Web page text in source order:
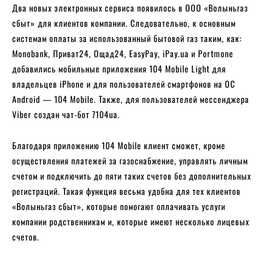
Два новых электронных сервиса появилось в ООО «Волыньгаз
сбыт» для клиентов компании. Следовательно, к основным
системам оплаты за использованный бытовой газ таким, как:
Monobank, Приват24, Ощад24, EasyPay, iPay.ua и Portmone
добавились мобильные приложения 104 Mobile Light для
владельцев iPhone и для пользователей смартфонов на ОС
Android — 104 Mobile. Также, для пользователей мессенджера
Viber создан чат-бот 7104ua.
Благодаря приложению 104 Mobile клиент сможет, кроме
осуществления платежей за газоснабжение, управлять личным
счетом и подключить до пяти таких счетов без дополнительных
регистраций. Такая функция весьма удобна для тех клиентов
«Волыньгаз сбыт», которые помогают оплачивать услуги
компании родственникам и, которые имеют несколько лицевых
счетов.